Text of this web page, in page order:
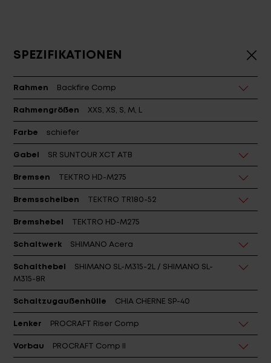
SPEZIFIKATIONEN
Rahmen Backfire Comp
Rahmengrößen XXS, XS, S, M, L
Farbe schiefer
Gabel SR SUNTOUR XCT ATB
Bremsen TEKTRO HD-M275
Bremsscheiben TEKTRO TR180-52
Bremshebel TEKTRO HD-M275
Schaltwerk SHIMANO Acera
Schalthebel
SHIMANO SL-M315-2L / SHIMANO SL-
M315-8R
Schaltzugaußenhülle CHIA CHERNE SP-40
Lenker PROCRAFT Riser Comp
Vorbau PROCRAFT Comp II